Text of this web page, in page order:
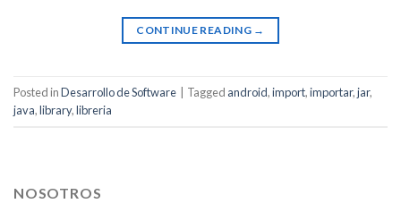
CONTINUE READING →
Posted inDesarrollo de Software Tagged android,import,importar,jar,
java,library,libreria
NOSOTROS